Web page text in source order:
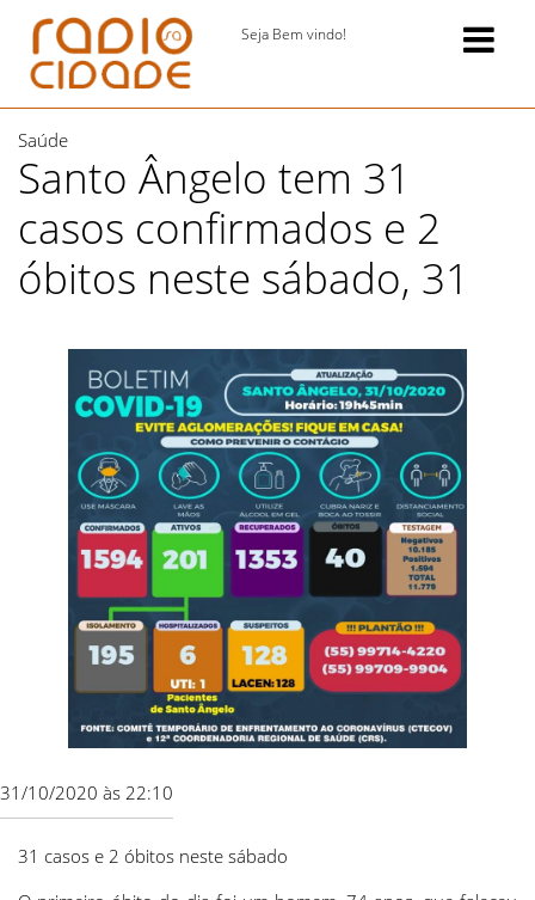
Seja Bem vindo!
Saúde
Santo Ângelo tem 31
casos confirmados e 2
óbitos neste sábado, 31
31/10/2020 às 22:10
31 casos e 2 óbitos neste sábado